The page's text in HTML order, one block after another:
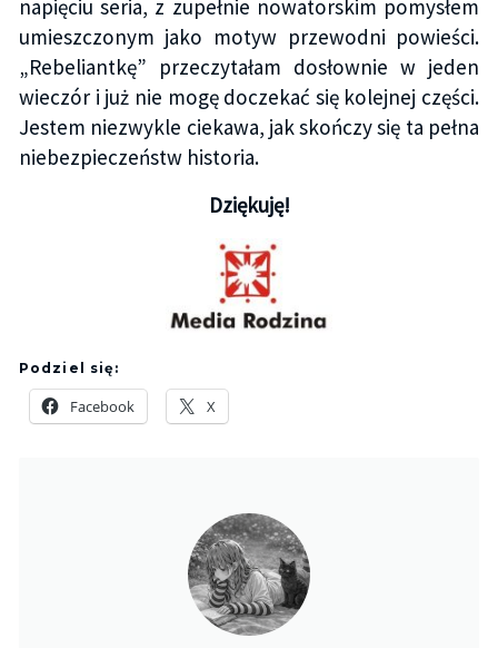
napięciu seria, z zupełnie nowatorskim pomysłem
umieszczonym jako motyw przewodni powieści.
„Rebeliantkę” przeczytałam dosłownie w jeden
wieczór i już nie mogę doczekać się kolejnej części.
Jestem niezwykle ciekawa, jak skończy się ta pełna
niebezpieczeństw historia.
Dziękuję!
Podziel się:
Facebook X